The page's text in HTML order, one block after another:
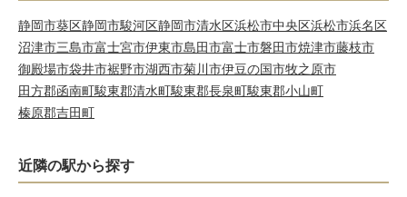
静岡市葵区静岡市駿河区静岡市清水区浜松市中央区浜松市浜名区
沼津市三島市富士宮市伊東市島田市富士市磐田市焼津市藤枝市
御殿場市袋井市裾野市湖西市菊川市伊豆の国市牧之原市
田方郡函南町駿東郡清水町駿東郡長泉町駿東郡小山町
榛原郡吉田町
近隣の駅から探す